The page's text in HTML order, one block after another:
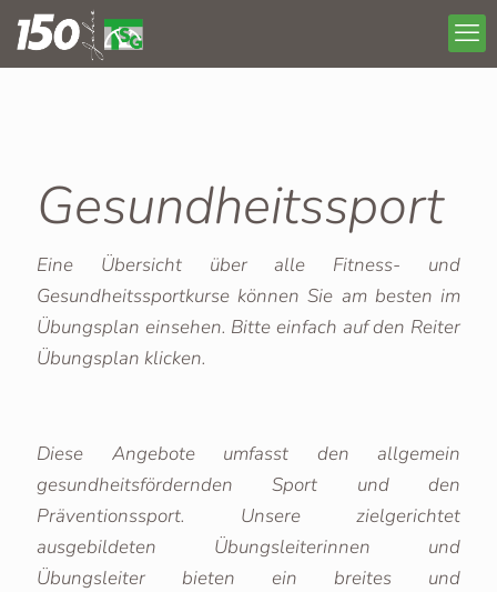
Gesundheitssport
Eine Übersicht über alle Fitness- und
Gesundheitssportkurse können Sie am besten im
Übungsplan einsehen. Bitte einfach auf den Reiter
Übungsplan klicken.
Diese Angebote umfasst den allgemein
gesundheitsfördernden Sport und den
Präventionssport. Unsere zielgerichtet
ausgebildeten Übungsleiterinnen und
Übungsleiter bieten ein breites und